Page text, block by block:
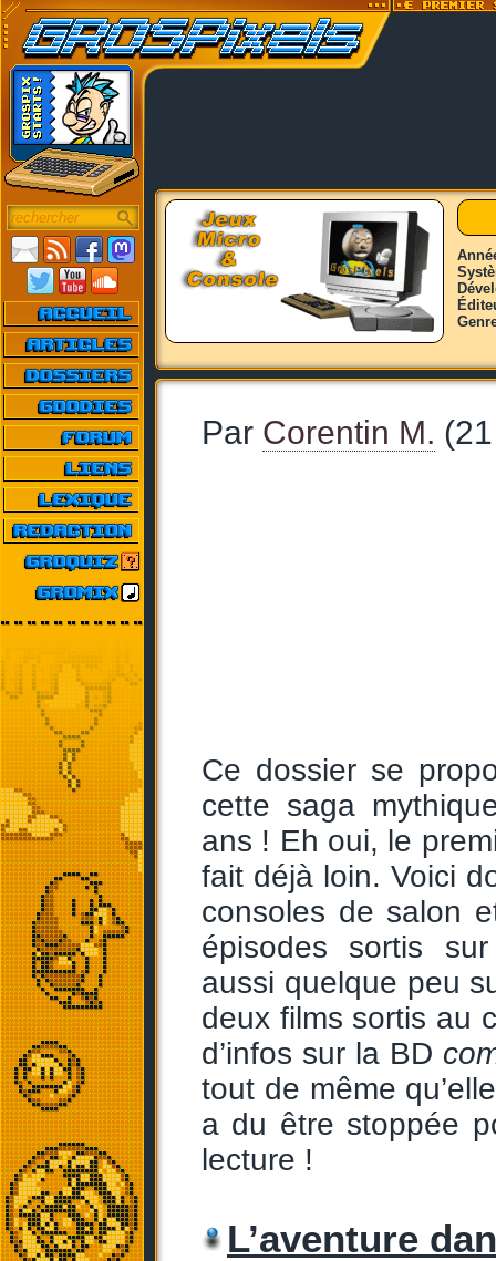
Par Corentin M.
Ce dossier se
cette saga
ans ! Eh oui, le
fait déjà loin. Voici
consoles de salon
épisodes sortis
aussi quelque peu
deux films sortis au
d’infos sur la BD
tout de même
a du être stoppée
lecture !
L’aventure